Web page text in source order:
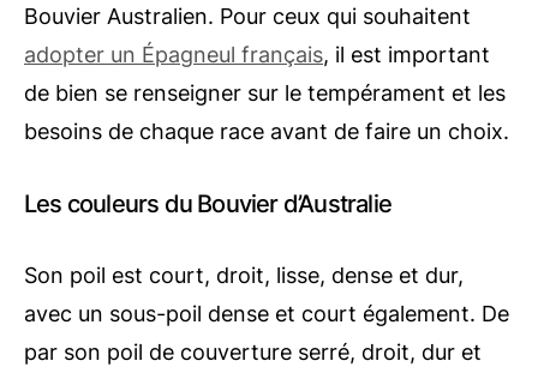
Bouvier Australien. Pour ceux qui souhaitent
adopter un Épagneul français, il est important
de bien se renseigner sur le tempérament et les
besoins de chaque race avant de faire un choix.
Les couleurs du Bouvier d’Australie
Son poil est court, droit, lisse, dense et dur,
avec un sous-poil dense et court également. De
par son poil de couverture serré, droit, dur et